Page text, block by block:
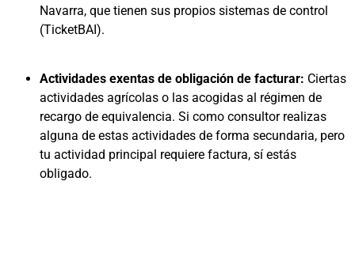
Navarra, que tienen sus propios sistemas de control
(TicketBAI).
Actividades exentas de obligación de facturar: Ciertas
actividades agrícolas o las acogidas al régimen de
recargo de equivalencia. Si como consultor realizas
alguna de estas actividades de forma secundaria, pero
tu actividad principal requiere factura, sí estás
obligado.